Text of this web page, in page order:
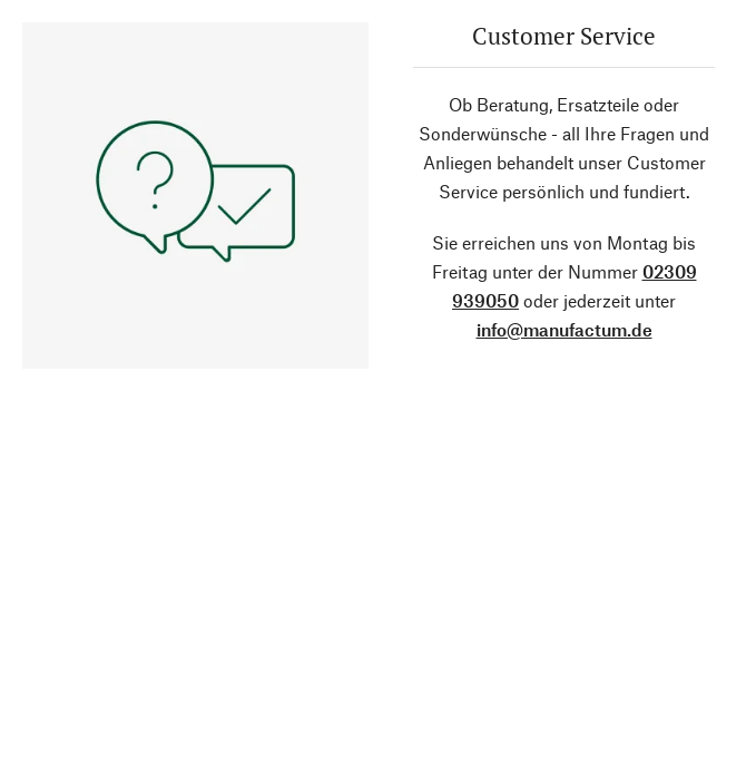
Customer Service
Ob Beratung, Ersatzteile oder
Sonderwünsche - all Ihre Fragen und
Anliegen behandelt unser Customer
Service persönlich und fundiert.
Sie erreichen uns von Montag bis
Freitag unter der Nummer 02309
939050 oder jederzeit unter
info@manufactum.de